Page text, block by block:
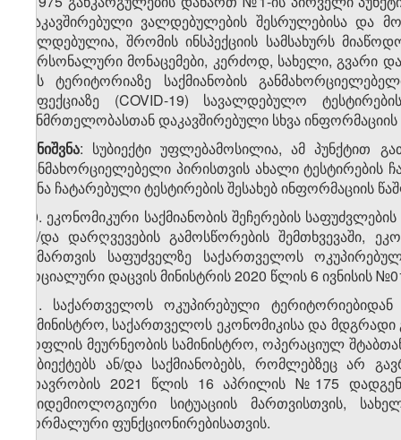
დაკავშირებული ვალდებულების შესრულებისა და
ვალდებულია, შრომის ინსპექციის სამსახურს
პერსონალური მონაცემები, კერძოდ, სახელი, გვარი
მის ტერიტორიაზე საქმიანობის
ინფექციაზე (COVID-19) სავალდებულო
ჯანმრთელობასთან დაკავშირებული სხვა ინფორმაციის
შენიშვნა: სუბიექტი უფლებამოსილია, ამ პუნქტით
განმახორციელებელი პირისთვის ახალი
წინა ჩატარებული ტესტირების შესახებ ინფორმაციის
10. ეკონომიკური საქმიანობის შეჩერების
ან/და დარღვევების გამოსწორების შემთხვევაში,
მიმართვის საფუძველზე საქართველოს
სოციალური დაცვის მინისტრის 2020 წლის 6 ივნისის
11. საქართველოს ოკუპირებული
სამინისტრო, საქართველოს ეკონომიკისა და
სოფლის მეურნეობის სამინისტრო, ოპერაციულ
სუბიექტებს ან/და საქმიანობებს, რომლებზეც არ
მთავრობის 2021 წლის 16 აპრილის №175
ეპიდემიოლოგიური სიტუაციის მართვისთვის,
ნორმალური ფუნქციონირებისათვის.